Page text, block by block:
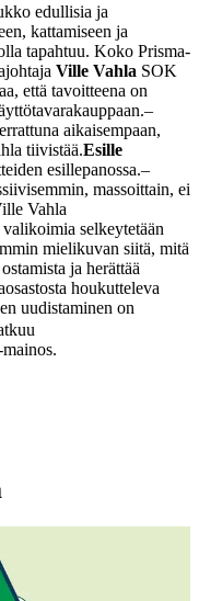
edullisia ja
kattamiseen ja
tapahtuu. Koko Prisma-
Ville Vahla SOK
että tavoitteena on
–
aikaisempaan,
tiivistää.Esille
esillepanossa.–
massoittain, ei
Vahla
selkeytetään
mielikuvan siitä, mitä
ja herättää
houkutteleva
uudistaminen on